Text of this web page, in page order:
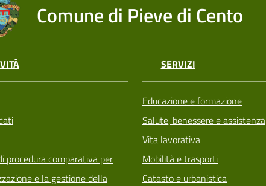
Comune di Pieve di Cento
procedura comparativa per
e la gestione della
SERVIZI
Educazione e formazione
Salute, benessere e assistenza
Vita lavorativa
Mobilità e trasporti
Catasto e urbanistica